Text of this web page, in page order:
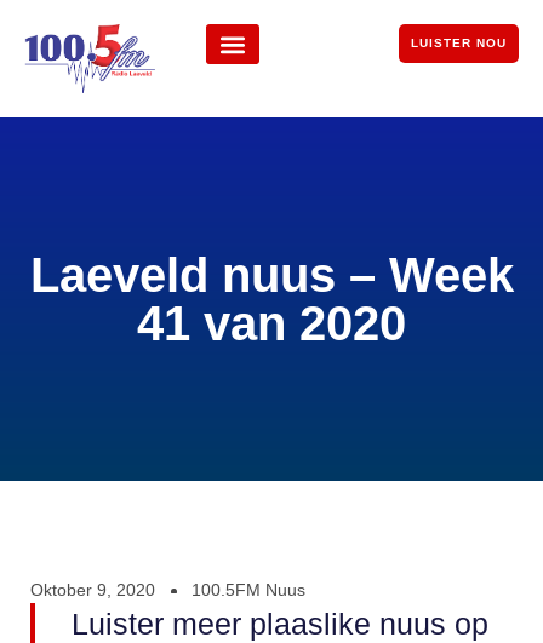
LUISTER NOU
Laeveld nuus – Week
41 van 2020
Oktober 9, 2020 100.5FM Nuus
Luister meer plaaslike nuus op